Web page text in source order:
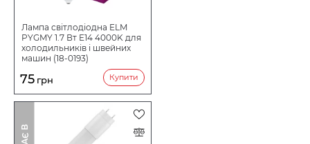
Лампа світлодіодна ELM
PYGMY 1.7 Вт E14 4000K для
холодильників і швейних
машин (18-0193)
75 грн Купити